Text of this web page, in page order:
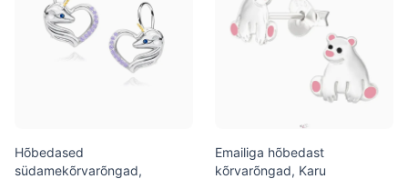
Hõbedased
südamekõrvarõngad,
Emailiga hõbedast
kõrvarõngad, Karu